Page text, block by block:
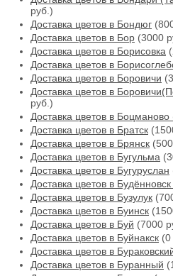
руб.)
Доставка цветов в Бондюг
Доставка цветов в Бор (3000
Доставка цветов в Борисовка
Доставка цветов в
Доставка цветов в Боровичи
Доставка цветов в
руб.)
Доставка цветов в Боцманово
Доставка цветов в Братск
Доставка цветов в Брянск
Доставка цветов в Бугульма
Доставка цветов в Бугуруслан
Доставка цветов в Будённовск
Доставка цветов в Бузулук
Доставка цветов в Буинск
Доставка цветов в Буй (7000
Доставка цветов в Буйнакск (0
Доставка цветов в
Доставка цветов в Буранный